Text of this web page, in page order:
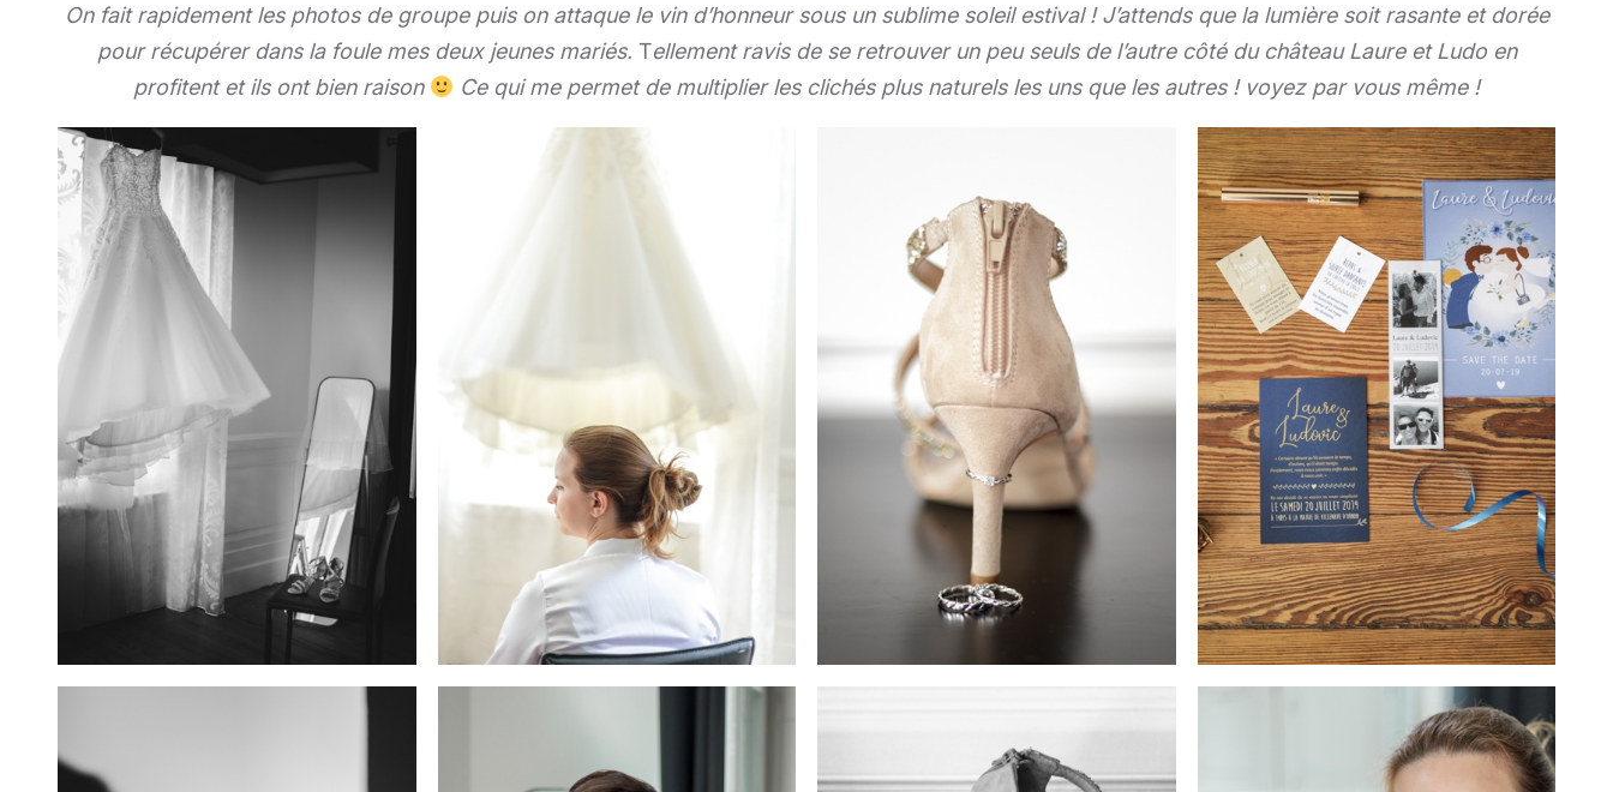
On fait rapidement les photos de groupe puis on attaque le vin d’honneur sous un sublime soleil estival ! J’attends que la lumière soit rasante et dorée
pour récupérer dans la foule mes deux jeunes mariés. Tellement ravis de se retrouver un peu seuls de l’autre côté du château Laure et Ludo en
profitent et ils ont bien raison
Ce qui me permet de multiplier les clichés plus naturels les uns que les autres ! voyez par vous même !